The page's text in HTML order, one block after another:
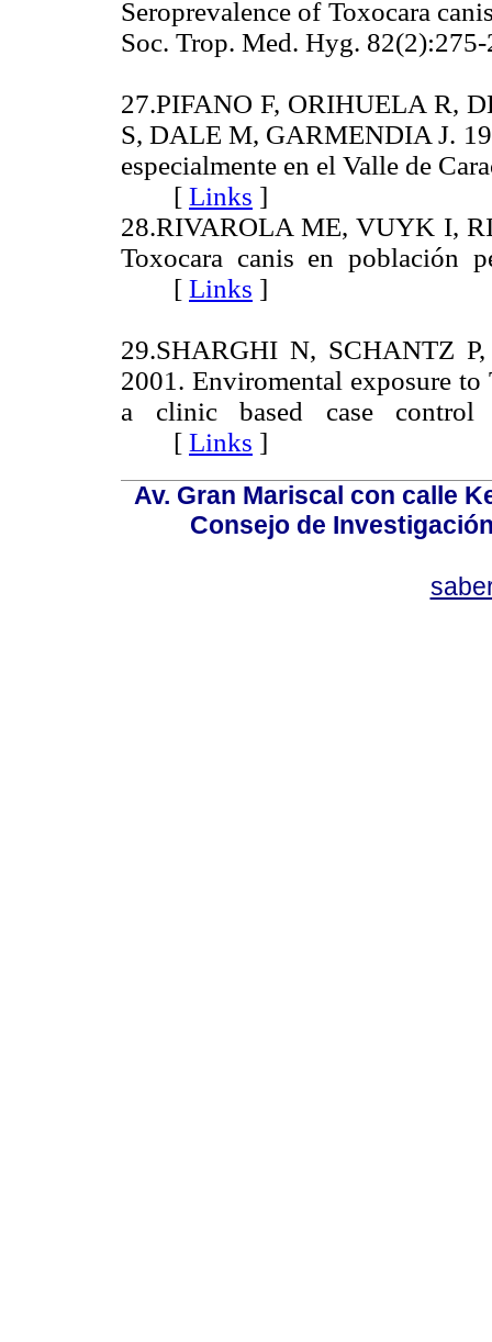
Seroprevalence of Toxocara
Soc. Trop. Med. Hyg.
27.PIFANO F, ORIHUELA R,
S, DALE M, GARMENDIA J.
especialmente en el Valle de
[ Links ]
28.RIVAROLA ME, VUYK I,
Toxocara canis en población
[ Links ]
29.SHARGHI N, SCHANTZ
2001. Enviromental exposure to
a clinic based case
[ Links ]
Av. Gran Mariscal con calle
Consejo de